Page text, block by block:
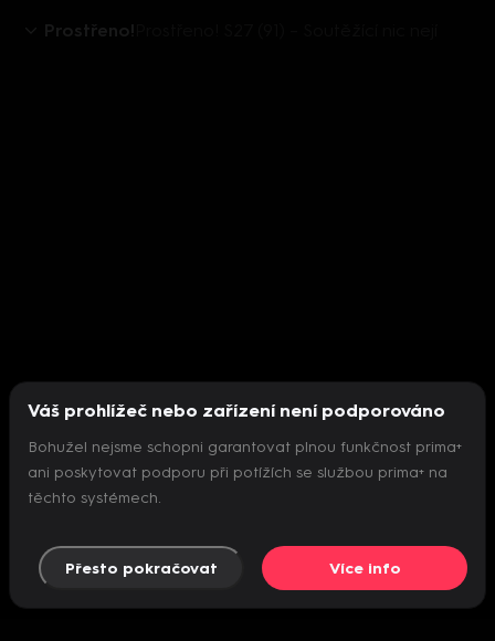
Prostřeno!
Nepodařilo se inicializovat přehrávač
Váš prohlížeč nebo zařízení není podporováno
Bohužel nejsme schopni garantovat plnou funkčnost prima+
ani poskytovat podporu při potížích se službou prima+ na
těchto systémech.
Přesto pokračovat Více info